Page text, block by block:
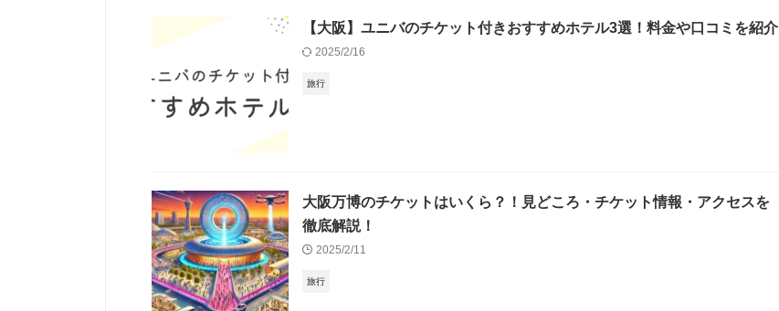
【大阪】ユニバのチケット付きおすすめホテル3選！料金や口コミを紹介
2025/2/16
旅行
大阪万博のチケットはいくら？！見どころ・チケット情報・アクセスを
徹底解説！
2025/2/11
旅行